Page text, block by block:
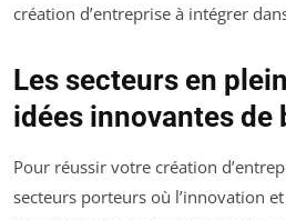
création d’entreprise à intégrer
Les secteurs en
idées innovantes de
Pour réussir votre création
secteurs porteurs où l’innovation